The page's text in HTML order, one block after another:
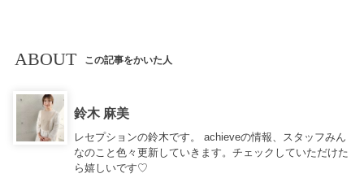
ABOUT この記事をかいた人
鈴木 麻美
レセプションの鈴木です。 achieveの情報、スタッフみん
なのこと色々更新していきます。チェックしていただけた
ら嬉しいです♡